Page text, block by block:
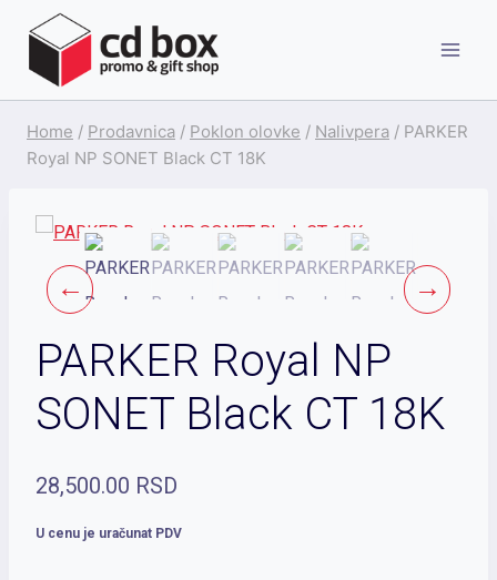
content
Home / Prodavnica / Poklon olovke / Nalivpera / PARKER
Royal NP SONET Black CT 18K
PARKER Royal NP
SONET Black CT 18K
28,500.00 RSD
U cenu je uračunat PDV